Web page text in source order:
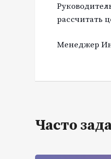
рассчитать
Менеджер
Часто